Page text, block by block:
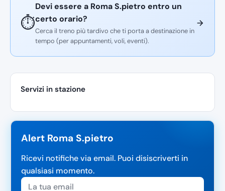
⏱️
Devi essere a Roma S.pietro entro un
certo orario?
Cerca il treno più tardivo che ti porta a destinazione in
tempo (per appuntamenti, voli, eventi).
Servizi in stazione
Alert Roma S.pietro
Ricevi notifiche via email. Puoi disiscriverti in
qualsiasi momento.